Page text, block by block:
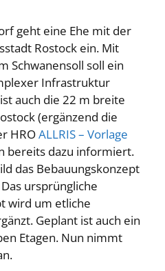
geht eine Ehe mit der
Rostock ein. Mit
Schwanensoll soll ein
Infrastruktur
auch die 22 m breite
(ergänzend die
HROALLRIS – Vorlage
bereits dazu informiert.
das Bebauungskonzept
ursprüngliche
wird um etliche
Geplant ist auch ein
Etagen. Nun nimmt